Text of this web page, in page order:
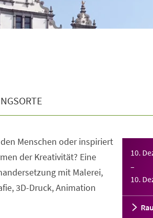
10.
–
10.
Menschen oder inspiriert
der Kreativität? Eine
mit Malerei,
3D-Druck, Animation